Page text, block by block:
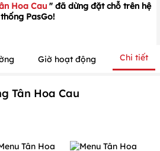
Hoa Cau " đã dừng đặt chỗ trên hệ
thống PasGo!
Giờ hoạt động Chi tiết
Tân Hoa Cau